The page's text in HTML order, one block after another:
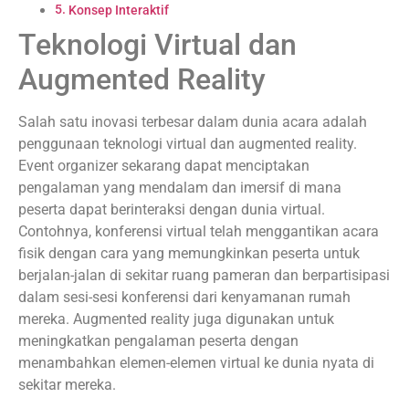
Konsep Interaktif
Teknologi Virtual dan
Augmented Reality
Salah satu inovasi terbesar dalam dunia acara adalah
penggunaan teknologi virtual dan augmented reality.
Event organizer sekarang dapat menciptakan
pengalaman yang mendalam dan imersif di mana
peserta dapat berinteraksi dengan dunia virtual.
Contohnya, konferensi virtual telah menggantikan acara
fisik dengan cara yang memungkinkan peserta untuk
berjalan-jalan di sekitar ruang pameran dan berpartisipasi
dalam sesi-sesi konferensi dari kenyamanan rumah
mereka. Augmented reality juga digunakan untuk
meningkatkan pengalaman peserta dengan
menambahkan elemen-elemen virtual ke dunia nyata di
sekitar mereka.